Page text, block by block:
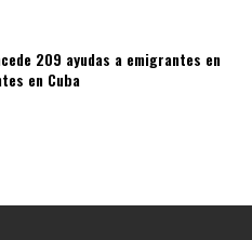
209 ayudas a emigrantes en
en Cuba